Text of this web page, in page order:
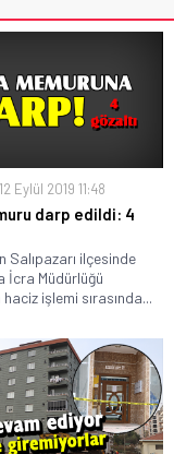
12 Eylül 2019 11:48
darp edildi: 4
Salıpazarı ilçesinde
İcra Müdürlüğü
işlemi sırasında...